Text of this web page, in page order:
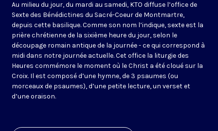
Au milieu du jour, du mardi au samedi, KTO diffuse l’office de
Sexte des Bénédictines du Sacré-Coeur de Montmartre,
depuis cette basilique. Comme son nom l’indique, sexte est la
prière chrétienne de la sixième heure du jour, selon le
découpage romain antique de la journée - ce qui correspond à
midi dans notre journée actuelle. Cet office la liturgie des
Heures commémore le moment où le Christ a été cloué sur la
Croix. Il est composé d’une hymne, de 3 psaumes (ou
morceaux de psaumes), d’une petite lecture, un verset et
d’une oraison.